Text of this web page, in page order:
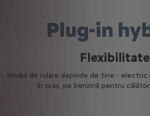
Plug-in
Flexibilitate
Modul de rulare depinde de tine - electric
în oraș, pe benzină pentru